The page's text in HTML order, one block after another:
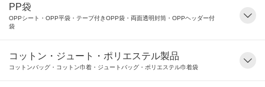
PP袋
OPPシート・OPP平袋・テープ付きOPP袋・両面透明封筒・OPPヘッダー付
袋
コットン・ジュート・ポリエステル製品
コットンバッグ・コットン巾着・ジュートバッグ・ポリエステル巾着袋